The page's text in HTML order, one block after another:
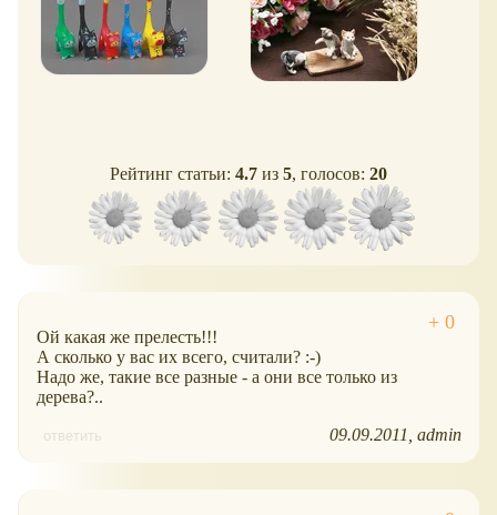
Рейтинг статьи: 4.7 из 5, голосов: 20
Ой какая же прелесть!!!
А сколько у вас их всего, считали? :-)
Надо же, такие все разные - а они все только из
дерева?..
ответить 09.09.2011 admin